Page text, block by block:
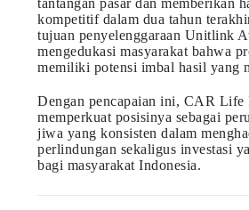
kompetitif dalam dua tahun
tujuan penyelenggaraan Unitlink
mengedukasi masyarakat bahwa
memiliki potensi imbal hasil yang
Dengan pencapaian ini, CAR Life
memperkuat posisinya sebagai
jiwa yang konsisten dalam
perlindungan sekaligus investasi
bagi masyarakat Indonesia.